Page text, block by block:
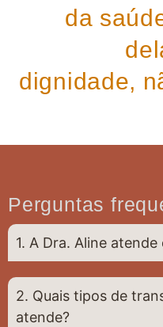
da
dignidade,
Perguntas
1. A Dra. Aline
2. Quais tipos de
atende?